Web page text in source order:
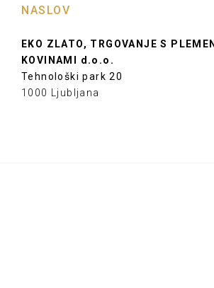
NASLOV
EKO ZLATO, TRGOVANJE S
KOVINAMI d.o.o.
Tehnološki park 20
1000 Ljubljana